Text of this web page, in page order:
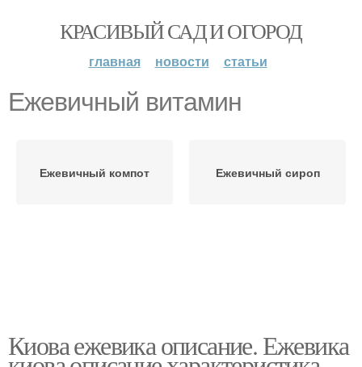
КРАСИВЫЙ САД И ОГОРОД
главная новости статьи
Ежевичный витамин
Ежевичный компот Ежевичный сироп
Киова ежевика описание. Ежевика